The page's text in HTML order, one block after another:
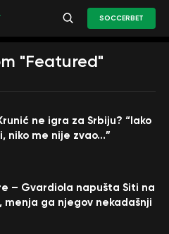
SOCCERBET
"Featured"
ne igra za Srbiju? “Iako
niko me nije zvao…”
– Gvardiola napušta Siti na
menja ga njegov nekadašnji